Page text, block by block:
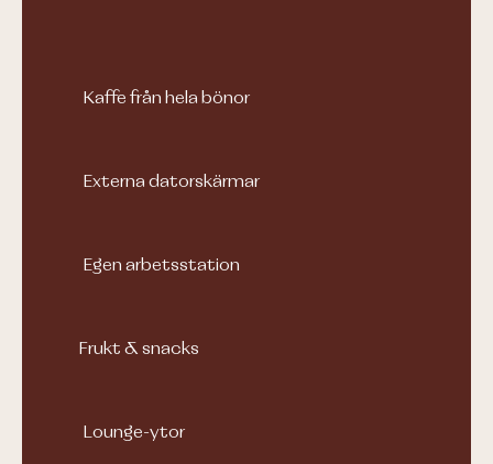
Kaffe från hela bönor
Externa datorskärmar
Egen arbetsstation
Frukt & snacks
Lounge-ytor